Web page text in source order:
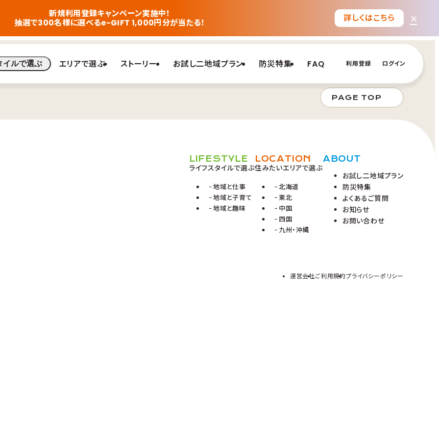
新規利用登録キャンペーン実施中！
抽選で300名様に選べるe-GIFT 1,000円分が当たる！
詳しくはこちら ×
イルで選ぶ エリアで選ぶ ストーリー お試し二地域プラン 防災特集 FAQ 利用登録 ログイン
PAGE TOP
LIFESTYLE
ライフスタイルで選ぶ
地域と仕事
地域と子育て
地域と趣味
LOCATION
住みたいエリアで選ぶ
北海道
東北
中国
四国
九州・沖縄
ABOUT
お試し二地域プラン
防災特集
よくあるご質問
お知らせ
お問い合わせ
運営会社ご利用規約プライバシーポリシー